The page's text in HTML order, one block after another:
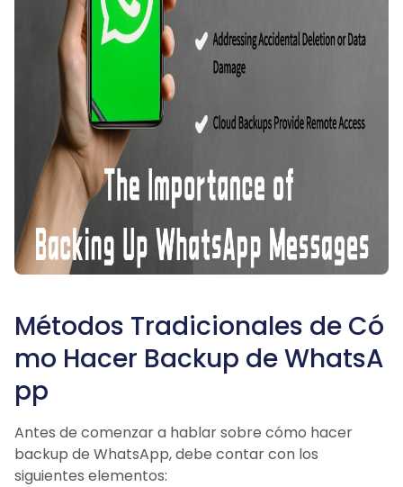
Métodos Tradicionales de Có
mo Hacer Backup de WhatsA
pp
Antes de comenzar a hablar sobre cómo hacer
backup de WhatsApp, debe contar con los
siguientes elementos: